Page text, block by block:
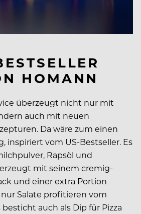
HOMANN
überzeugt nicht nur mit
auch mit neuen
Da wäre zum einen
inspiriert vom US-Bestseller. Es
Rapsöl und
mit seinem cremig-
und einer extra Portion
Salate profitieren vom
besticht auch als Dip für Pizza